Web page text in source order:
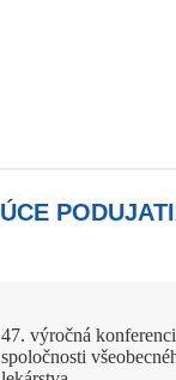
47. výročná
spoločnosti